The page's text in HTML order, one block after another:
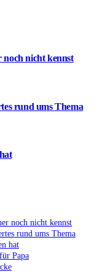
noch nicht kennst
rund ums Thema
noch nicht kennst
rund ums Thema
hat
Papa